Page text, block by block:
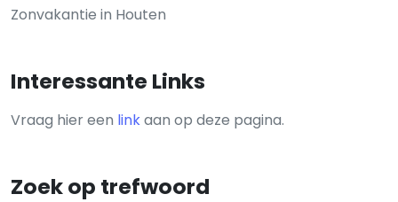
Zonvakantie in Houten
Interessante Links
Vraag hier een linkaan op deze pagina.
Zoek op trefwoord